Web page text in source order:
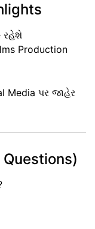
રહેશે
Production
Media પર જાહેર